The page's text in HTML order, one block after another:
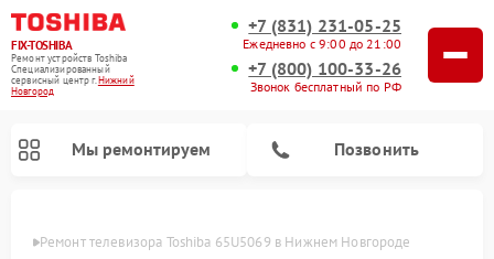
FIX-TOSHIBA
Ремонт устройств Toshiba
Специализированный
cервисный центр г.Нижний
Новгород
+7 (831) 231-05-25
Ежедневно с 9:00 до 21:00
+7 (800) 100-33-26
Звонок бесплатный по РФ
Мы ремонтируем Позвонить
Ремонт телевизора Toshiba 65U5069 в Нижнем Новгороде